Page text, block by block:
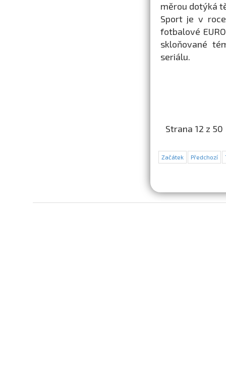
měrou dotýká
Sport je v
fotbalové
skloňované
seriálu.
Strana 12 z 50
Začátek Předchozí